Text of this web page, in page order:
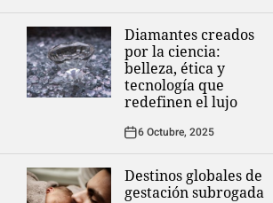
Diamantes creados
por la ciencia:
belleza, ética y
tecnología que
redefinen el lujo
6 Octubre, 2025
Destinos globales de
gestación subrogada